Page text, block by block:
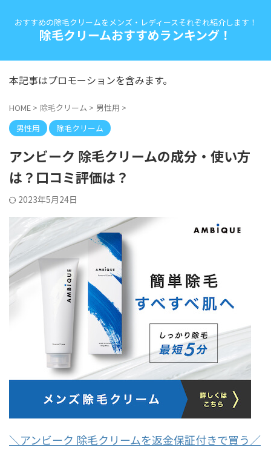
おすすめの除毛クリームをメンズ・レディースそれぞれ紹介します！
除毛クリームおすすめランキング！
本記事はプロモーションを含みます。
HOME > 除毛クリーム > 男性用 >
男性用
除毛クリーム
アンビーク 除毛クリームの成分・使い方
は？口コミ評価は？
2023年5月24日
＼アンビーク 除毛クリームを返金保証付きで買う／